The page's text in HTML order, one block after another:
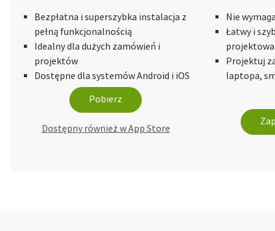
Bezpłatna i superszybka instalacja z
pełną funkcjonalnością
Idealny dla dużych zamówień i
projektów
Dostępne dla systemów Android i iOS
Pobierz
Dostępny również w App Store
Nie
Łatwy i
Projektuj
laptopa,